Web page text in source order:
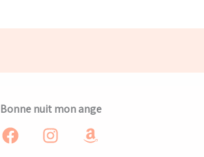
Bonne nuit mon ange